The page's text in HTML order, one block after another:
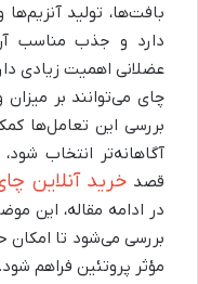
بافت‌ها، تولید
دارد و جذب مناسب
عضلانی اهمیت زیادی
چای می‌توانند بر میزان
بررسی این تعامل‌ها
آگاهانه‌تر انتخاب
قصد خرید آنلاین
در ادامه مقاله، این
بررسی می‌شود تا
مؤثر پروتئین فراهم شود.